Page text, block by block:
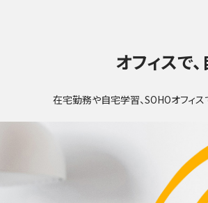
オフィスで
在宅勤務や自宅学習、SOHOオフィ